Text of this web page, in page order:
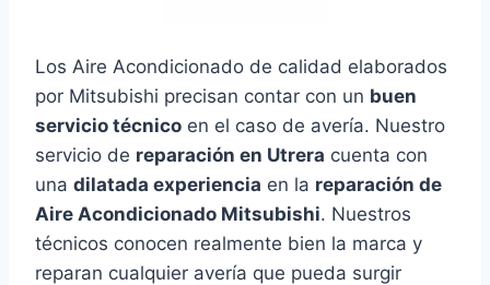
Los Aire Acondicionado de calidad elaborados
por Mitsubishi precisan contar con un buen
servicio técnico en el caso de avería. Nuestro
servicio de reparación en Utrera cuenta con
una dilatada experiencia en la reparación de
Aire Acondicionado Mitsubishi. Nuestros
técnicos conocen realmente bien la marca y
reparan cualquier avería que pueda surgir